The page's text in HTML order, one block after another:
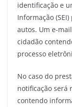
identificação e
Informação
autos. Um e-
cidadão
processo
No caso do
notificação será
contendo